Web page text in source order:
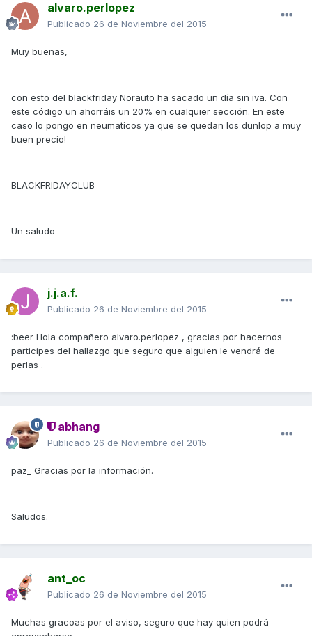
alvaro.perlopez
Publicado 26 de Noviembre del 2015
Muy buenas,
con esto del blackfriday Norauto ha sacado un día sin iva. Con
este código un ahorráis un 20% en cualquier sección. En este
caso lo pongo en neumaticos ya que se quedan los dunlop a muy
buen precio!
BLACKFRIDAYCLUB
Un saludo
j.j.a.f.
Publicado 26 de Noviembre del 2015
:beer Hola compañero alvaro.perlopez , gracias por hacernos
participes del hallazgo que seguro que alguien le vendrá de
perlas .
abhang
Publicado 26 de Noviembre del 2015
paz_ Gracias por la información.
Saludos.
ant_oc
Publicado 26 de Noviembre del 2015
Muchas gracoas por el aviso, seguro que hay quien podrá